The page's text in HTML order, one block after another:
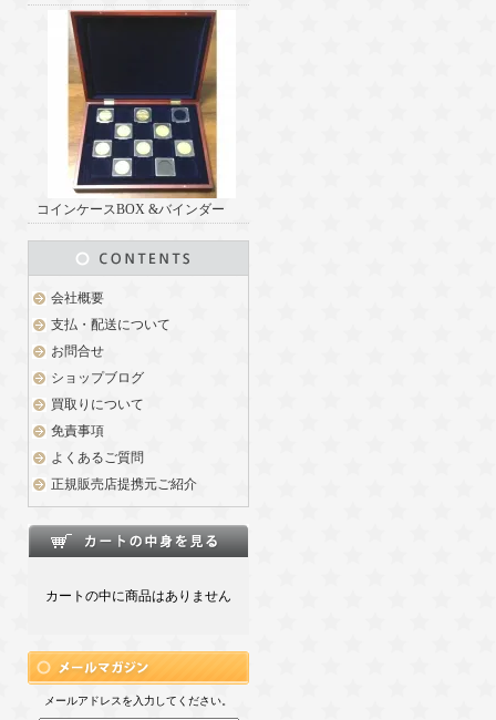
コインケースBOX &バインダー
会社概要
支払・配送について
お問合せ
ショップブログ
買取りについて
免責事項
よくあるご質問
正規販売店提携元ご紹介
カートの中に商品はありません
メールアドレスを入力してください。